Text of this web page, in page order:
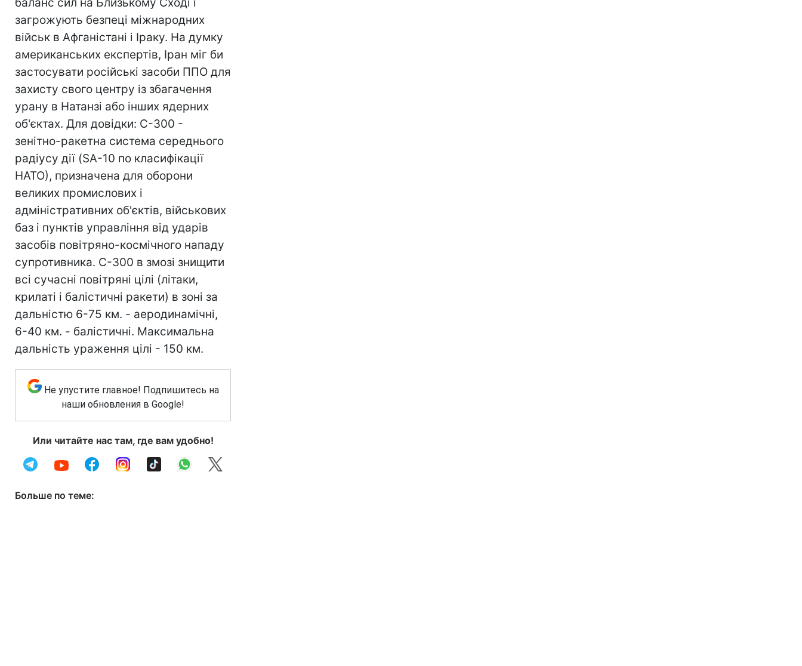
загрожують безпеці міжнародних
військ в Афганістані і Іраку. На думку
американських експертів, Іран міг би
застосувати російські засоби ППО для
захисту свого центру із збагачення
урану в Натанзі або інших ядерних
об'єктах. Для довідки: С-300 -
зенітно-ракетна система середнього
радіусу дії (SA-10 по класифікації
НАТО), призначена для оборони
великих промислових і
адміністративних об'єктів, військових
баз і пунктів управління від ударів
засобів повітряно-космічного нападу
супротивника. С-300 в змозі знищити
всі сучасні повітряні цілі (літаки,
крилаті і балістичні ракети) в зоні за
дальністю 6-75 км. - аеродинамічні,
6-40 км. - балістичні. Максимальна
дальність ураження цілі - 150 км.
Не упустите главное! Подпишитесь на
наши обновления в Google!
Или читайте нас там, где вам удобно!
Больше по теме: